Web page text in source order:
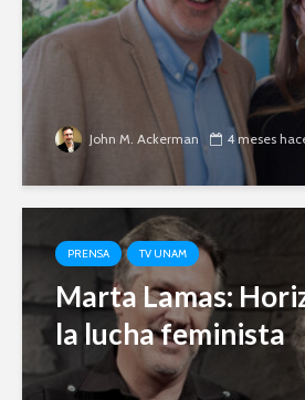
John M. Ackerman 4 meses
PRENSA TV UNAM
Marta Lamas:
la lucha feminista